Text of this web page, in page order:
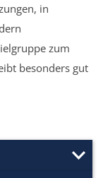
in
zum
besonders gut